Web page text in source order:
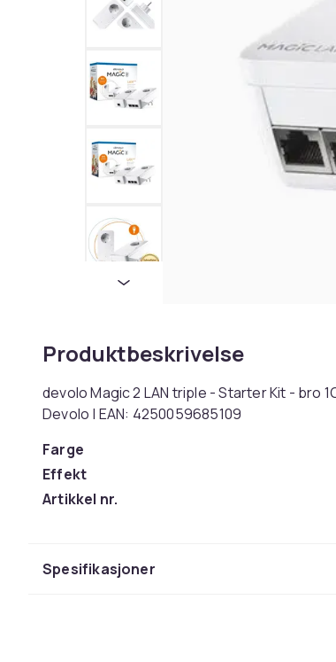
Produktbeskrivelse
devolo Magic 2 LAN triple - Starter Kit - bro
Devolo | EAN: 4250059685109
Farge
Effekt
Artikkel nr.
Spesifikasjoner